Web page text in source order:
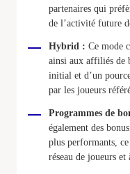
partenaires qui
de l’activité future
Hybrid : Ce mode
ainsi aux affiliés de
initial et d’un
par les joueurs
Programmes de
également des
plus performants,
réseau de joueurs et